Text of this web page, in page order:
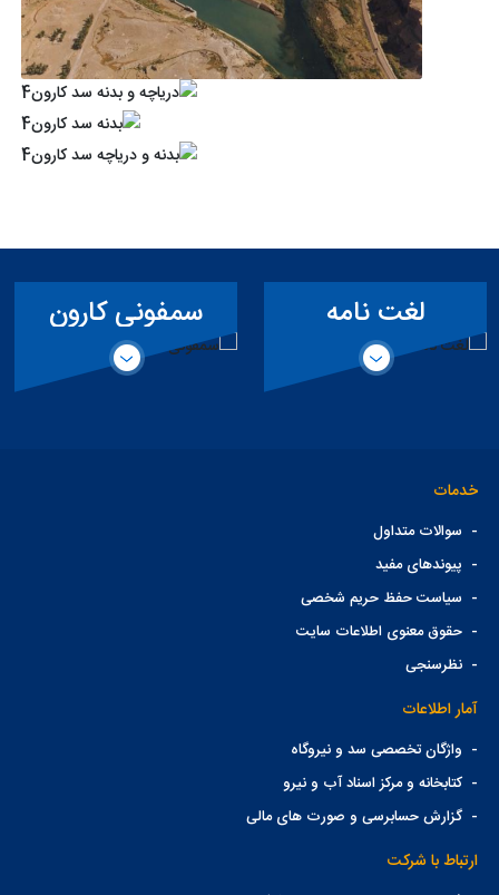
لغت نامه
تخصصی سد
سمفونی کارون
خدمات
- سوالات متداول
- پیوندهای مفید
- سیاست حفظ حریم شخصی
-حقوق معنوی اطلاعات سایت
-نظرسنجی
آمار اطلاعات
- واژگان تخصصی سد و نیروگاه
-کتابخانه و مرکز اسناد آب و نیرو
-گزارش حسابرسی و صورت های مالی
ارتباط با شرکت